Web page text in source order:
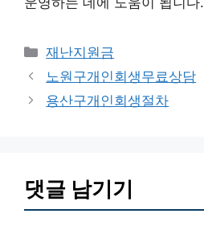
카
테
리
재난지원금
노원구개인회생무료상담
용산구개인회생절차
댓글 남기기